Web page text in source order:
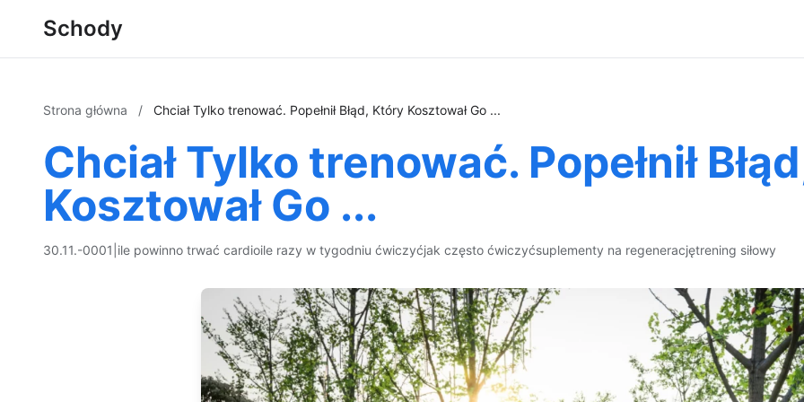
Schody
Strona główna / Chciał Tylko trenować. Popełnił Błąd, Który Kosztował Go ...
Chciał Tylko trenować. Popełnił
Kosztował Go ...
30.11.-0001 ile powinno trwać cardioile razy w tygodniu ćwiczyćjak często ćwiczyćsuplementy na regeneracjętrening siłowy